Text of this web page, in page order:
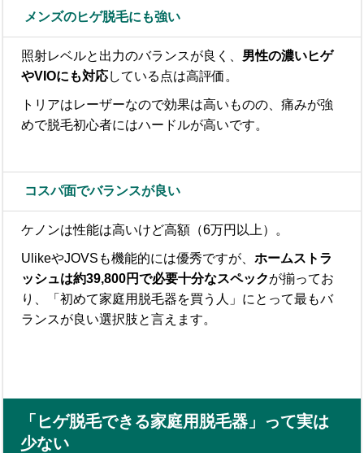
メンズのヒゲ脱毛にも強い
照射レベルと出力のバランスが良く、 男性の濃いヒゲ
やVIOにも対応している点は高評価。
トリアはレーザーなので効果は高いものの、痛みが強
めで脱毛初心者にはハードルが高いです。
コスパ面でバランスが良い
ケノンは性能は高いけど高額（6万円以上）。
UlikeやJOVSも機能的には優秀ですが、ホームストラ
ッシュは約39,800円で必要十分なスペックが揃ってお
り、「初めて家庭用脱毛器を買う人」にとって最もバ
ランスが良い選択肢と言えます。
「ヒゲ脱毛できる家庭用脱毛器」って実は
少ない